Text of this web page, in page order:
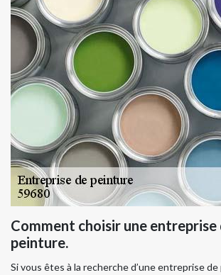
Comment choisir une entreprise
peinture.
Si vous êtes à la recherche d’une entreprise